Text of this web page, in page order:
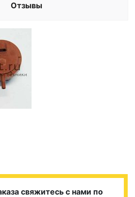
Отзывы
свяжитесь с нами по